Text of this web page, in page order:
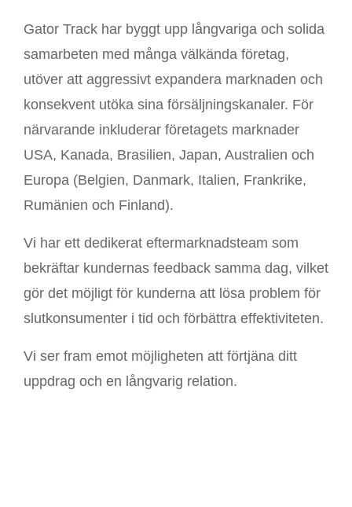
Gator Track har byggt upp långvariga och solida
samarbeten med många välkända företag,
utöver att aggressivt expandera marknaden och
konsekvent utöka sina försäljningskanaler. För
närvarande inkluderar företagets marknader
USA, Kanada, Brasilien, Japan, Australien och
Europa (Belgien, Danmark, Italien, Frankrike,
Rumänien och Finland).
Vi har ett dedikerat eftermarknadsteam som
bekräftar kundernas feedback samma dag, vilket
gör det möjligt för kunderna att lösa problem för
slutkonsumenter i tid och förbättra effektiviteten.
Vi ser fram emot möjligheten att förtjäna ditt
uppdrag och en långvarig relation.